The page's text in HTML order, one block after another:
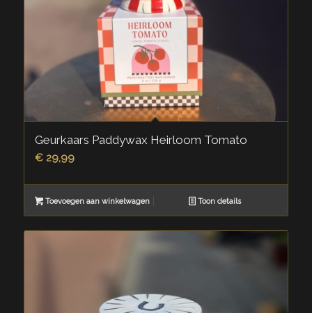
Geurkaars Paddywax Heirloom Tomato
€29,99
Toevoegen aan winkelwagen Toon details